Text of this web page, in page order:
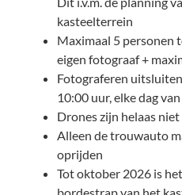
kasteelterrein
Maximaal 5 personen
eigen fotograaf +
Fotograferen
10:00 uur, elke dag
Drones zijn helaas
Alleen de trouwauto
oprijden
Tot oktober 2026 is